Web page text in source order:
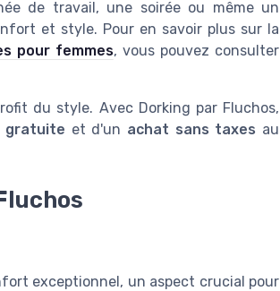
de travail, une soirée ou même un
et style. Pour en savoir plus sur la
pour femmes, vous pouvez consulter
du style. Avec Dorking par Fluchos,
gratuite et d'un achat sans taxes au
exceptionnel, un aspect crucial pour